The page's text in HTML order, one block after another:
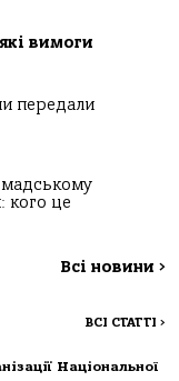
вимоги
передали
кого це
Всі новини >
ВСІ СТАТТІ >
Національної